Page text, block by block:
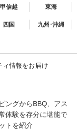
甲信越 東海
四国 九州･沖縄
ィ情報をお届け
ングからBBQ、アス
体験を存分に堪能で
トを紹介